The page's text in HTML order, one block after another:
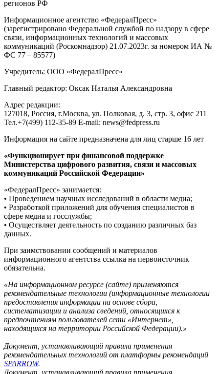
регионов РФ
Информационное агентство «ФедералПресс»
(зарегистрировано Федеральной службой по надзору в сфере
связи, информационных технологий и массовых
коммуникаций (Роскомнадзор) 21.07.2023г. за номером ИА №
ФС 77 – 85577)
Учредитель: ООО «ФедералПресс»
Главный редактор: Оксак Наталья Александровна
Адрес редакции:
127018, Россия, г.Москва, ул. Полковая, д. 3, стр. 3, офис 211
Тел.+7(499) 112-35-89 E-mail: news@fedpress.ru
Информация на сайте предназначена для лиц старше 16 лет
«Функционирует при финансовой поддержке
Министерства цифрового развития, связи и массовых
коммуникаций Российской Федерации»
«ФедералПресс» занимается:
• Проведением научных исследований в области медиа;
• Разработкой приложений для обучения специалистов в
сфере медиа и госслужбы;
• Осуществляет деятельность по созданию различных баз
данных.
При заимствовании сообщений и материалов
информационного агентства ссылка на первоисточник
обязательна.
«На информационном ресурсе (сайте) применяются
рекомендательные технологии (информационные технологии
предоставления информации на основе сбора,
систематизации и анализа сведений, относящихся к
предпочтениям пользователей сети «Интернет»,
находящихся на территории Российской Федерации).»
Документ, устанавливающий правила применения
рекомендательных технологий от платформы рекомендаций
SPARROW.
Документ, устанавливающий правила применения